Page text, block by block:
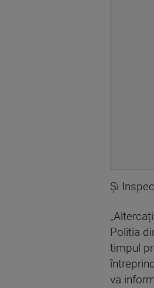
Și
Politia
timpul
va